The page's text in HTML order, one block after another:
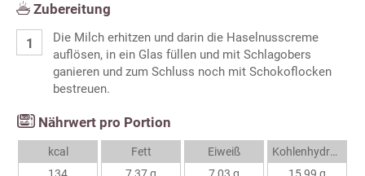
Zubereitung
Die Milch erhitzen und darin die Haselnusscreme
auflösen, in ein Glas füllen und mit Schlagobers
ganieren und zum Schluss noch mit Schokoflocken
bestreuen.
Nährwert pro Portion
kcal
Fett
Eiweiß
Kohlenhydrate